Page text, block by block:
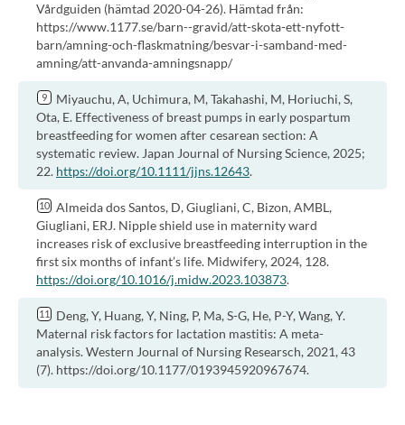
Vårdguiden (hämtad 2020-04-26). Hämtad från:
https://www.1177.se/barn--gravid/att-skota-ett-nyfott-
barn/amning-och-flaskmatning/besvar-i-samband-med-
amning/att-anvanda-amningsnapp/
Miyauchu, A, Uchimura, M, Takahashi, M, Horiuchi, S,
Ota, E. Effectiveness of breast pumps in early pospartum
breastfeeding for women after cesarean section: A
systematic review. Japan Journal of Nursing Science, 2025;
22. https://doi.org/10.1111/jjns.12643.
Almeida dos Santos, D, Giugliani, C, Bizon, AMBL,
Giugliani, ERJ. Nipple shield use in maternity ward
increases risk of exclusive breastfeeding interruption in the
first six months of infant’s life. Midwifery, 2024, 128.
https://doi.org/10.1016/j.midw.2023.103873.
Deng, Y, Huang, Y, Ning, P, Ma, S-G, He, P-Y, Wang, Y.
Maternal risk factors for lactation mastitis: A meta-
analysis. Western Journal of Nursing Researsch, 2021, 43
(7). https://doi.org/10.1177/0193945920967674.